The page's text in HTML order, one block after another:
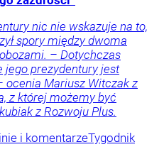
nic nie wskazuje na to,
spory między dwoma
– Dotychczas
jego prezydentury jest
ocenia Mariusz Witczak z
z której możemy być
z Rozwoju Plus.
i komentarzeTygodnik